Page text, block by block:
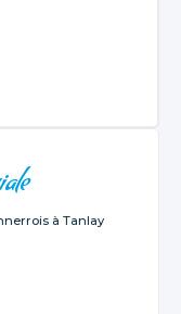
à Tanlay